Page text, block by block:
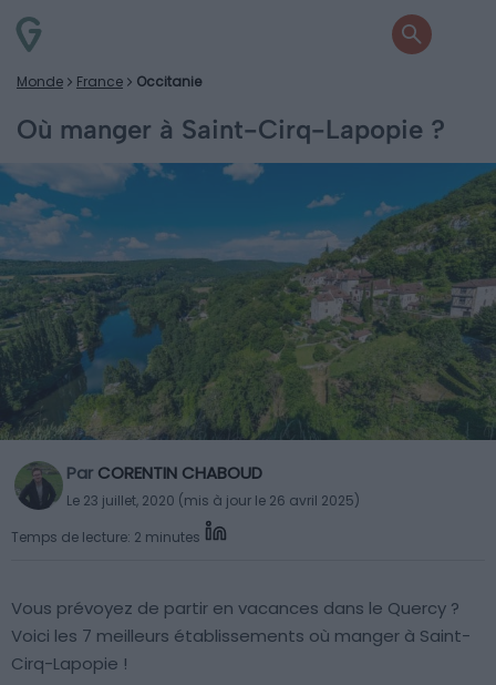
Monde France Occitanie
Où manger à Saint-Cirq-Lapopie ?
Par CORENTIN CHABOUD
Le 23 juillet, 2020 (mis à jour le 26 avril 2025)
Temps de lecture: 2 minutes
Vous prévoyez de partir en vacances dans le Quercy ?
Voici les 7 meilleurs établissements où manger à Saint-
Cirq-Lapopie !